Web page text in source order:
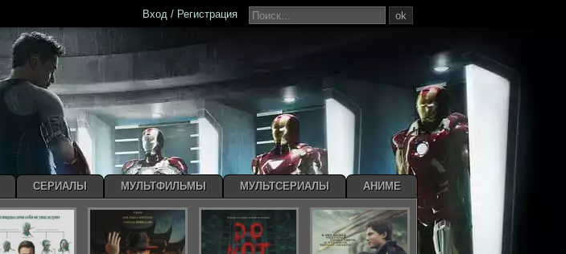
ok
Вход / Регистрация
СЕРИАЛЫ МУЛЬТФИЛЬМЫ МУЛЬТСЕРИАЛЫ АНИМЕ